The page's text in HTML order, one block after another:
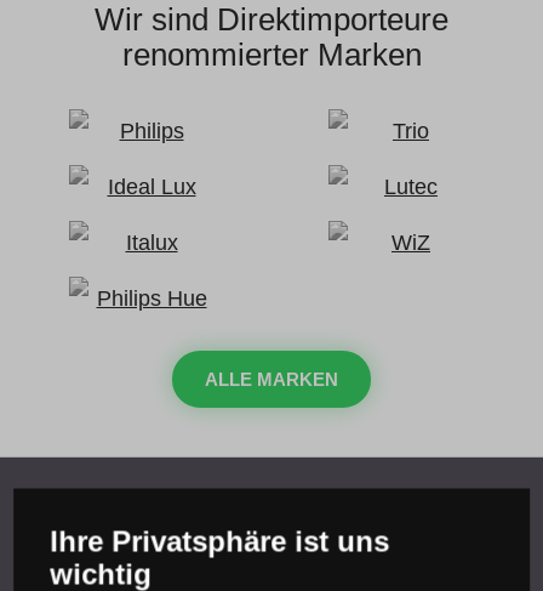
Wir sind Direktimporteure
renommierter Marken
ALLE MARKEN
Wir beraten Sie
Ihre Privatsphäre ist uns
wichtig